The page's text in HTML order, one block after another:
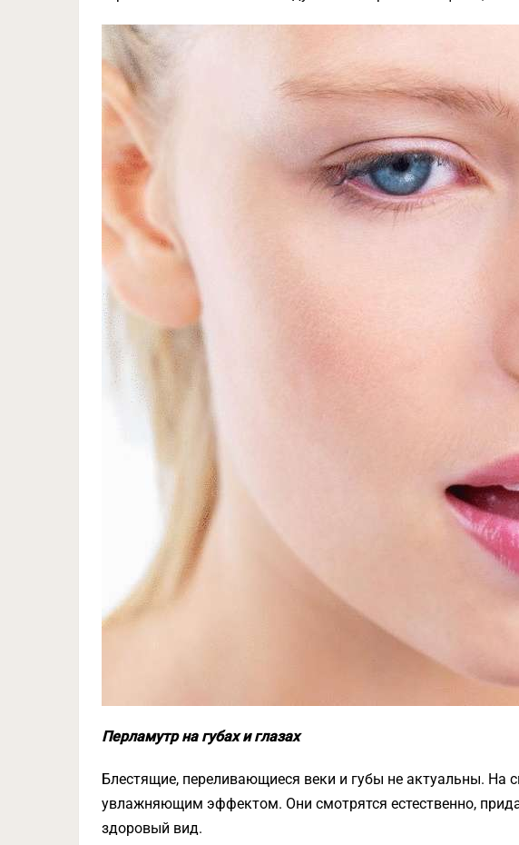
Перламутр на губах и глазах
Блестящие, переливающиеся веки и губы не актуальны. На
увлажняющим эффектом. Они смотрятся естественно,
здоровый вид.